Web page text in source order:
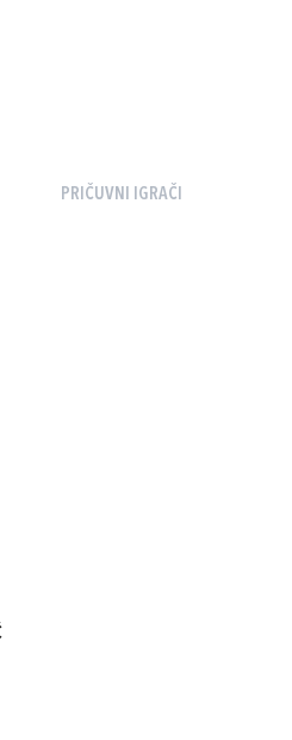
PRIČUVNI IGRAČI